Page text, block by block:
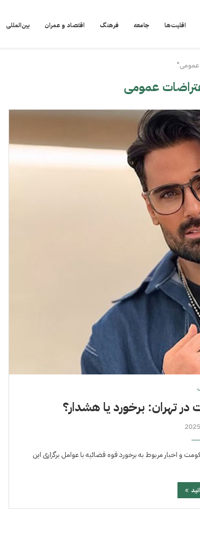
اقلیت‌ها جامعه فرهنگ اقتصاد و عمران بین‌المللی
عمومی"
عمومی
تهران: برخورد یا هشدار؟
و اخبار مربوط به برخورد قوه قضائیه با عوامل برگزاری این